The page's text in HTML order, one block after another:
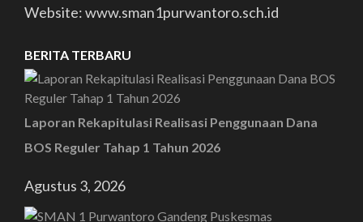
Website: www.sman1purwantoro.sch.id
BERITA TERBARU
Laporan Rekapitulasi Realisasi Penggunaan Dana
BOS Reguler Tahap 1 Tahun 2026
Agustus 3, 2026